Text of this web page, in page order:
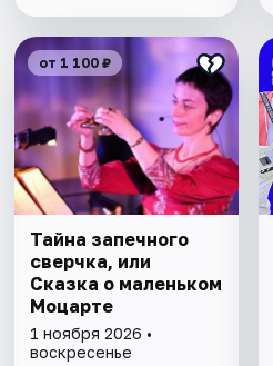
от 1 100 ₽
Тайна запечного
сверчка, или
Сказка о маленьком
Моцарте
1 ноября 2026 •
воскресенье